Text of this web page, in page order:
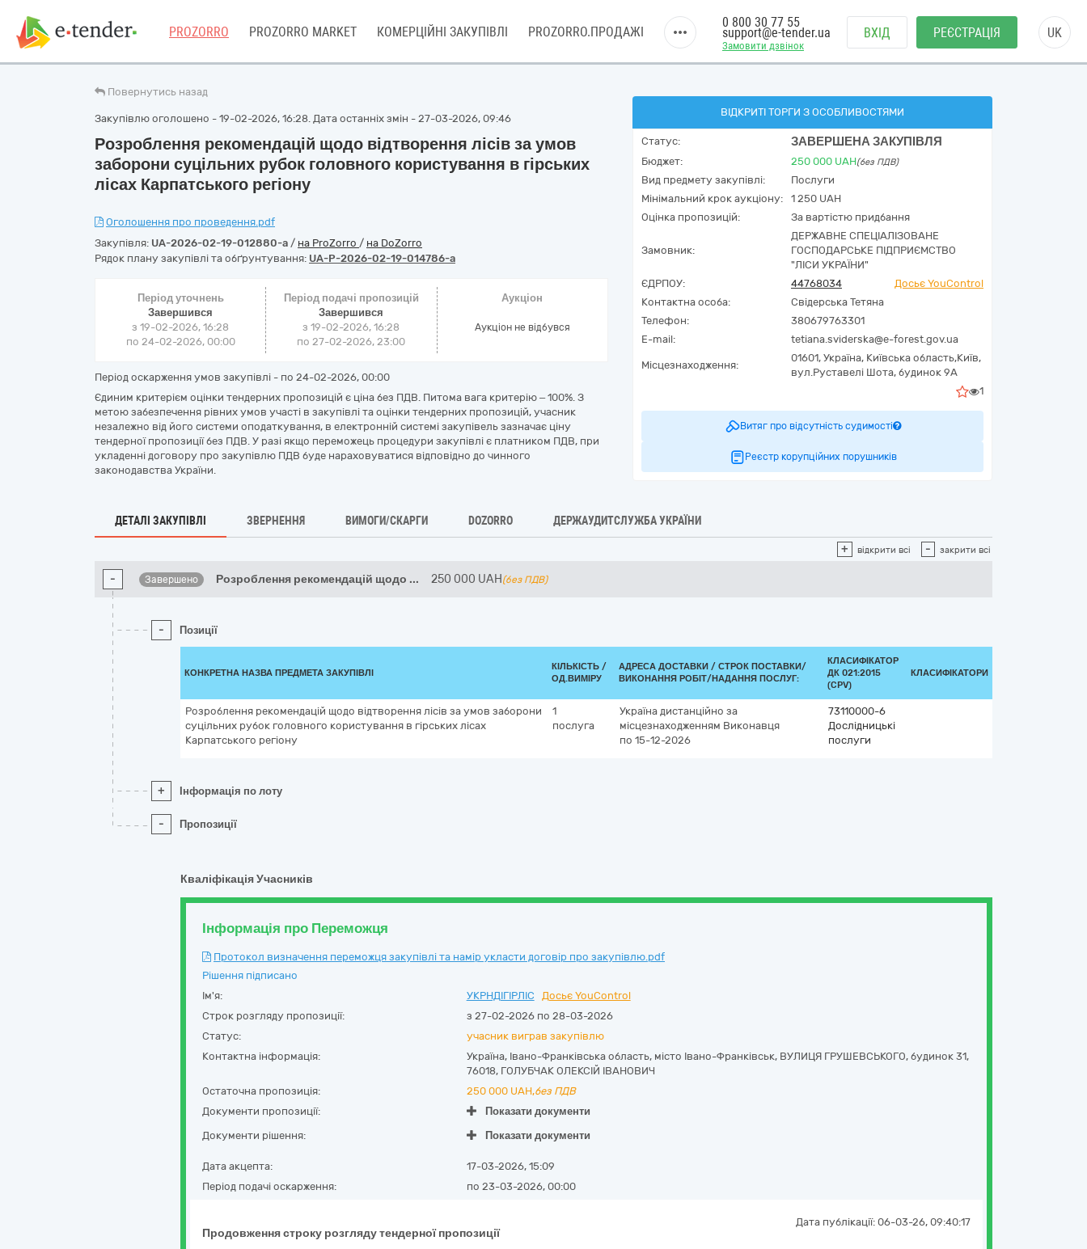
PROZORRO PROZORRO MARKET КОМЕРЦІЙНІ ЗАКУПІВЛІ PROZORRO.ПРОДАЖІ
Замовити дзвінок
0 800 30 77 55
support@e-tender.ua ВХІД РЕЄСТРАЦІЯ UK
Повернутись назад
Закупівлю оголошено - 19-02-2026, 16:28. Дата останніх змін - 27-03-2026, 09:46
Розроблення рекомендацій щодо відтворення лісів за умов
заборони суцільних рубок головного користування в гірських
лісах Карпатського регіону
Оголошення про проведення.pdf
Закупівля: UA-2026-02-19-012880-a / на ProZorro / на DoZorro
Рядок плану закупівлі та обґрунтування: UA-P-2026-02-19-014786-a
Період уточнень
Завершився
з 19-02-2026, 16:28
по 24-02-2026, 00:00
Період подачі пропозицій
Завершився
з 19-02-2026, 16:28
по 27-02-2026, 23:00
Аукціон
Аукціон не відбувся
Період оскарження умов закупівлі - по 24-02-2026, 00:00
Єдиним критерієм оцінки тендерних пропозицій є ціна без ПДВ. Питома вага критерію – 100%. З
метою забезпечення рівних умов участі в закупівлі та оцінки тендерних пропозицій, учасник
незалежно від його системи оподаткування, в електронній системі закупівель зазначає ціну
тендерної пропозиції без ПДВ. У разі якщо переможець процедури закупівлі є платником ПДВ, при
укладенні договору про закупівлю ПДВ буде нараховуватися відповідно до чинного
законодавства України.
ВІДКРИТІ ТОРГИ З ОСОБЛИВОСТЯМИ
Статус: ЗАВЕРШЕНА ЗАКУПІВЛЯ
Бюджет: 250 000 UAH(без ПДВ)
Вид предмету закупівлі:
Послуги
Мінімальний крок аукціону:
1 250 UAH
Оцінка пропозицій:
За вартістю придбання
Замовник:
ДЕРЖАВНЕ СПЕЦІАЛІЗОВАНЕ
ГОСПОДАРСЬКЕ ПІДПРИЄМСТВО
"ЛІСИ УКРАЇНИ"
ЄДРПОУ:
44768034
Досьє YouControl
Контактна особа:
Свідерська Тетяна
Телефон:
380679763301
E-mail:
tetiana.sviderska@e-forest.gov.ua
Місцезнаходження:
01601, Україна, Київська область,Київ,
вул.Руставелі Шота, будинок 9А
1
Витяг про відсутність судимості
Реєстр корупційних порушників
ДЕТАЛІ ЗАКУПІВЛІ ЗВЕРНЕННЯ ВИМОГИ/СКАРГИ DOZORRO ДЕРЖАУДИТСЛУЖБА УКРАЇНИ
+ відкрити всі - закрити всі
- Завершено Розроблення рекомендацій щодо ... 250 000 UAH (без ПДВ)
- Позиції
КОНКРЕТНА НАЗВА ПРЕДМЕТА ЗАКУПІВЛІ
КІЛЬКІСТЬ /
ОД.ВИМІРУ
АДРЕСА ДОСТАВКИ / СТРОК ПОСТАВКИ/
ВИКОНАННЯ РОБІТ/НАДАННЯ ПОСЛУГ:
КЛАСИФІКАТОР
ДК 021:2015
(CPV)
КЛАСИФІКАТОРИ
Розроблення рекомендацій щодо відтворення лісів за умов заборони
суцільних рубок головного користування в гірських лісах
Карпатського регіону
1
послуга
Україна дистанційно за
місцезнаходженням Виконавця
по 15-12-2026
73110000-6
Дослідницькі
послуги
+ Інформація по лоту
- Пропозиції
Кваліфікація Учасників
Інформація про Переможця
Протокол визначення переможця закупівлі та намір укласти договір про закупівлю.pdf
Рішення підписано
Ім'я:
УКРНДІГІРЛІС
Досьє YouControl
Строк розгляду пропозиції:
з 27-02-2026 по 28-03-2026
Статус:
учасник виграв закупівлю
Контактна інформація:
Україна, Івано-Франківська область, місто Івано-Франківськ, ВУЛИЦЯ ГРУШЕВСЬКОГО, будинок 31,
76018, ГОЛУБЧАК ОЛЕКСІЙ ІВАНОВИЧ
Остаточна пропозиція:
250 000 UAH,без ПДВ
Документи пропозиції:
Показати документи
Документи рішення:
Показати документи
Дата акцепта:
17-03-2026, 15:09
Період подачі оскарження:
по 23-03-2026, 00:00
Продовження строку розгляду тендерної пропозиції
Дата публікації: 06-03-26, 09:40:17